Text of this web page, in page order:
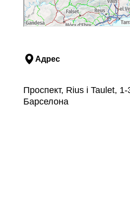
Адрес
Проспект, Rius i Taulet,
Барселона